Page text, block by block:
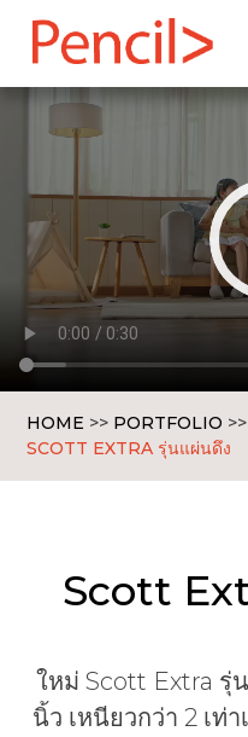
Skip
HOME >> PORTFOLIO >>
SCOTT EXTRA รุ่นแผ่นดึง
Scott
ใหม่ Scott Extra รุ่
นิ้ว เหนียวกว่า 2 เท่